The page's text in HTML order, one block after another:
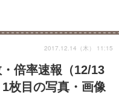
・倍率速報（12/13
枚目の写真・画像
2017.12.14（木） 11:15